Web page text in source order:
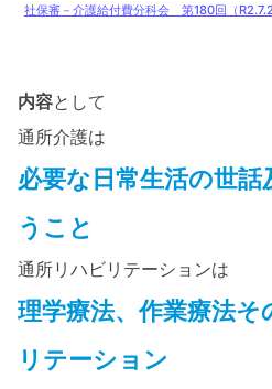
社保審－介護給付費分科会 第180回（
内容として
通所介護は
必要な日常生活の世
うこと
通所リハビリテーションは
理学療法、作業療法
リテーション